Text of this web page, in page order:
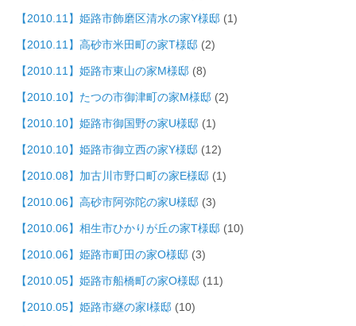
【2010.11】姫路市飾磨区清水の家Y様邸 (1)
【2010.11】高砂市米田町の家T様邸 (2)
【2010.11】姫路市東山の家M様邸 (8)
【2010.10】たつの市御津町の家M様邸 (2)
【2010.10】姫路市御国野の家U様邸 (1)
【2010.10】姫路市御立西の家Y様邸 (12)
【2010.08】加古川市野口町の家E様邸 (1)
【2010.06】高砂市阿弥陀の家U様邸 (3)
【2010.06】相生市ひかりが丘の家T様邸 (10)
【2010.06】姫路市町田の家O様邸 (3)
【2010.05】姫路市船橋町の家O様邸 (11)
【2010.05】姫路市継の家I様邸 (10)